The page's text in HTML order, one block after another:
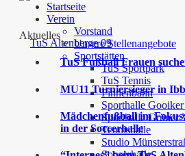
Startseite
Verein
Vorstand
Unsere Stellenangebote
Sportstätten
TuS Sportpark
TuS Tennis
Finnenbahn
Sporthalle
Sporthalle Grüner
Tennishalle
Studio
Aktuelles
TuS Fußball Frauen
MU11 Turniersieger in
Mädchenfußball im
in der Soccerhalle